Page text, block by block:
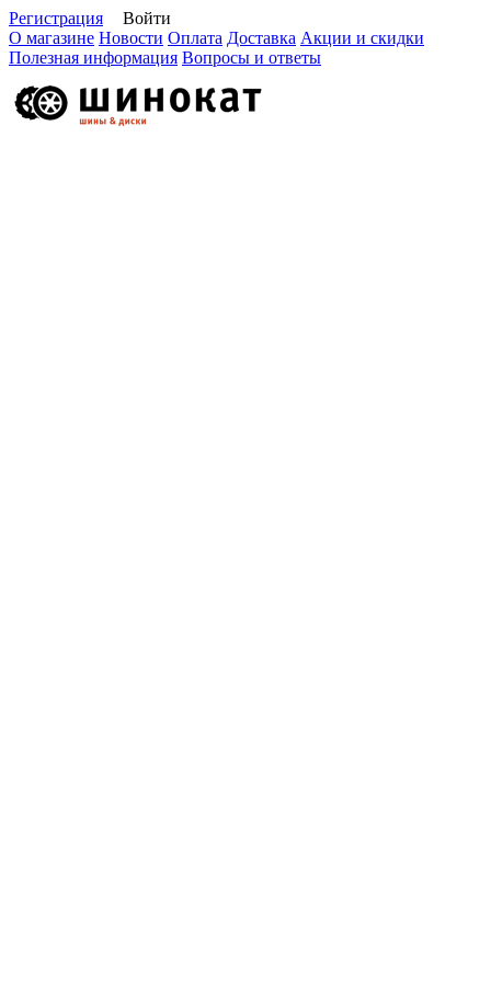
Регистрация
Войти
О магазине Новости Оплата Доставка Акции и скидки
Полезная информация Вопросы и ответы